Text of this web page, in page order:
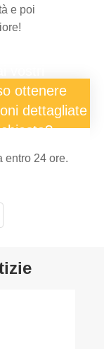
e poi
ottenere
dettagliate
entro 24 ore.